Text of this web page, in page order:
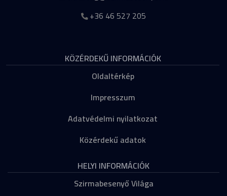
+36 46 527 205
KÖZÉRDEKŰ INFORMÁCIÓK
Oldaltérkép
Impresszum
Adatvédelmi nyilatkozat
Közérdekű adatok
HELYI INFORMÁCIÓK
Szirmabesenyő Világa